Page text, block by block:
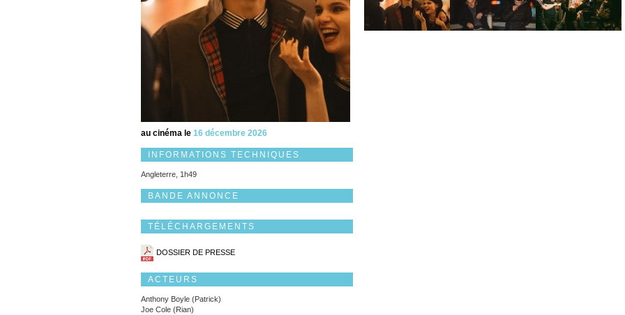
au cinéma le 16 décembre 2026
INFORMATIONS TECHNIQUES
Angleterre, 1h49
BANDE ANNONCE
TÉLÉCHARGEMENTS
DOSSIER DE PRESSE
ACTEURS
Anthony Boyle (Patrick)
Joe Cole (Rian)